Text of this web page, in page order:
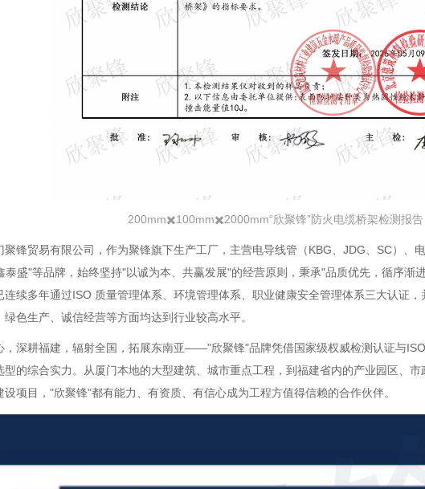
200mm✖️100mm✖️2000mm“欣聚锋”防火电缆桥架检测报告
聚锋贸易有限公司，作为聚锋旗下生产工厂，主营电导线管（KBG、JDG、SC）、
泰盛"等品牌，始终坚持"以诚为本、共赢发展"的经营原则，秉承"品质优先，循序渐
连续多年通过ISO 质量管理体系、环境管理体系、职业健康安全管理体系三大认证，
色生产、诚信经营等方面均达到行业较高水平。
，深耕福建，辐射全国，拓展东南亚——"欣聚锋"品牌凭借国家级权威检测认证与
型的综合实力。从厦门本地的大型建筑、城市重点工程，到福建省内的产业园区、
设项目，"欣聚锋"都有能力、有资质、有信心成为工程方值得信赖的合作伙伴。